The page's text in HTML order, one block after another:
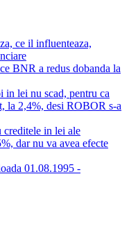
ce il influenteaza,
BNR a redus dobanda la
in lei nu scad, pentru ca
la 2,4%, desi ROBOR s-a
creditele in lei ale
dar nu va avea efecte
01.08.1995 -